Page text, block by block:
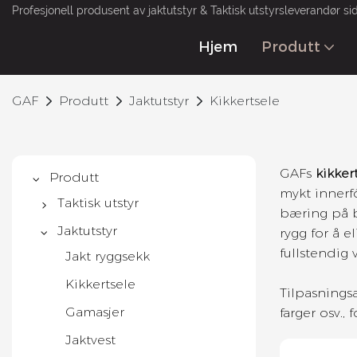
Profesjonell produsent av jaktutstyr & Taktisk utstyrsleverandør
Hjem Produtt
GAF Produtt Jaktutstyr Kikkertsele
Produtt
Taktisk utstyr
Taktisk Vest
Taktisk ryggsekk
Taktisk belte
Gun Bag
Militær drakt
Jaktutstyr
Jakt ryggsekk
Kikkertsele
Gamasjer
Jaktvest
GAFs
mykt
bæring på
rygg for å
fullstendig
farger osv.,